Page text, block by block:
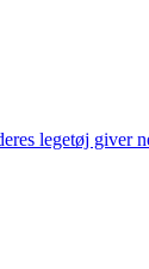
legetøj giver